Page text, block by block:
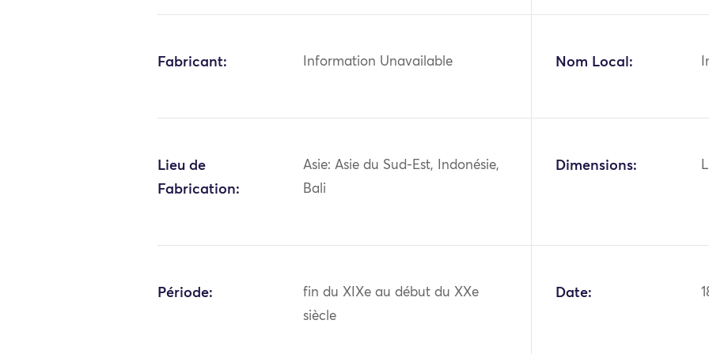
Fabricant: Information Unavailable Nom Local:
Lieu de
Fabrication:
Asie: Asie du Sud-Est, Indonésie,
Bali
Dimensions:
Période:
fin du XIXe au début du XXe
siècle
Date: